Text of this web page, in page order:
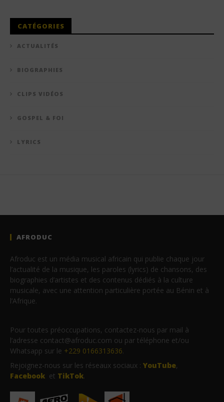
CATÉGORIES
ACTUALITÉS
BIOGRAPHIES
CLIPS VIDÉOS
GOSPEL & FOI
LYRICS
AFRODUC
Afroduc est un média musical africain qui publie chaque jour
l’actualité de la musique, les paroles (lyrics) de chansons, des
biographies d’artistes et des contenus dédiés à la culture
musicale, avec une attention particulière portée au Bénin et à
l’Afrique.
Pour toutes préoccupations, contactez-nous par mail à
l’adresse contact@afroduc.com ou par téléphone et/ou
Whatsapp sur le +229 0166313636.
Rejoignez-nous sur les réseaux sociaux : YouTube,
Facebook et TikTok.